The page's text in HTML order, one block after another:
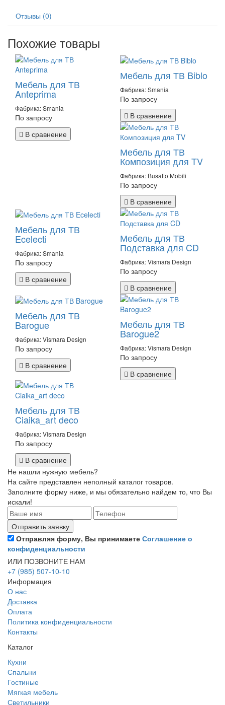
Отзывы (0)
Похожие товары
Мебель для ТВ
Anteprima
Фабрика: Smania
По запросу
В сравнение
Мебель для ТВ Biblo
Фабрика: Smania
По запросу
В сравнение
Мебель для ТВ
Композиция для TV
Фабрика: Busatto Mobili
По запросу
В сравнение
Мебель для ТВ
Ecelecti
Фабрика: Smania
По запросу
В сравнение
Мебель для ТВ
Подставка для CD
Фабрика: Vismara Design
По запросу
В сравнение
Мебель для ТВ
Barogue
Фабрика: Vismara Design
По запросу
В сравнение
Мебель для ТВ
Barogue2
Фабрика: Vismara Design
По запросу
В сравнение
Мебель для ТВ
Ciaika_art deco
Фабрика: Vismara Design
По запросу
В сравнение
Не нашли нужную мебель?
На сайте представлен неполный каталог товаров.
Заполните форму ниже, и мы обязательно найдем то, что Вы
искали!
Отправляя форму, Вы принимаете Соглашение о
конфиденциальности
ИЛИ ПОЗВОНИТЕ НАМ
+7 (985) 507-10-10
Информация
О нас
Доставка
Оплата
Политика конфиденциальности
Контакты
Каталог
Кухни
Спальни
Гостиные
Мягкая мебель
Светильники